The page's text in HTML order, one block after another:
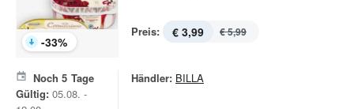
-33%
Preis: € 3,99 € 5,99
Noch 5 Tage
Gültig: 05.08. -
Händler: BILLA